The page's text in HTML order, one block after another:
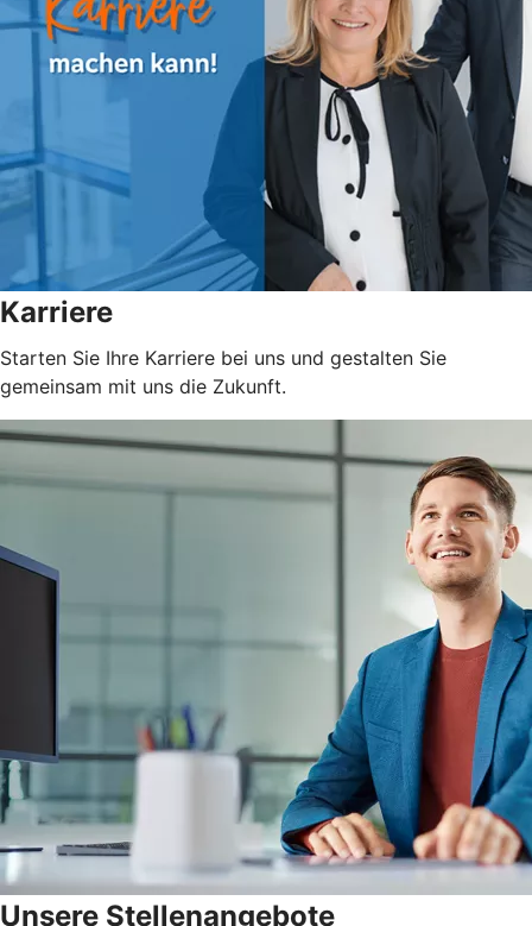
Karriere
Starten Sie Ihre Karriere bei uns und gestalten Sie
gemeinsam mit uns die Zukunft.
Unsere Stellenangebote